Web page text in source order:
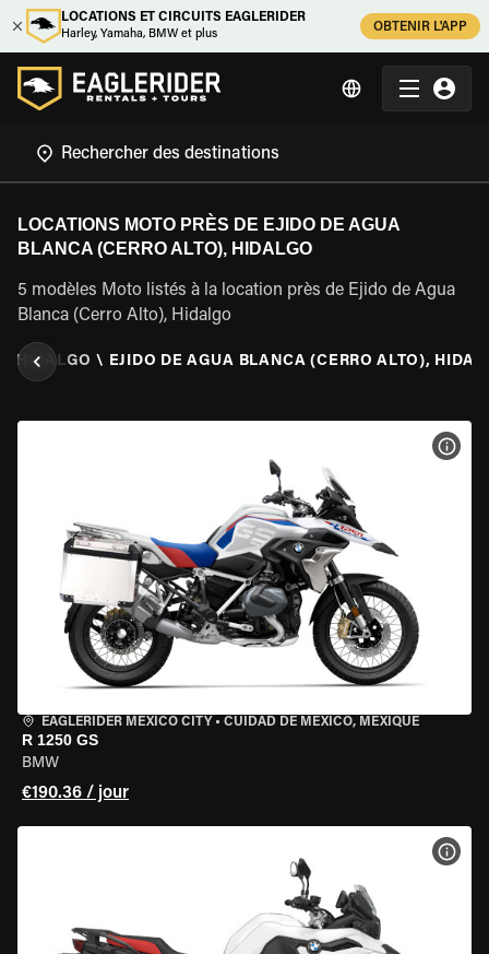
LOCATIONS ET CIRCUITS EAGLERIDER
Harley, Yamaha, BMW et plus
OBTENIR L'APP
LOCATIONS MOTO PRÈS DE EJIDO DE AGUA
BLANCA (CERRO ALTO), HIDALGO
5 modèles Moto listés à la location près de Ejido de Agua
Blanca (Cerro Alto), Hidalgo
HIDALGO \ EJIDO DE AGUA BLANCA (CERRO ALTO),
EAGLERIDER MEXICO CITY • CUIDAD DE MEXICO, MEXIQUE
R 1250 GS
BMW
€190.36 / jour